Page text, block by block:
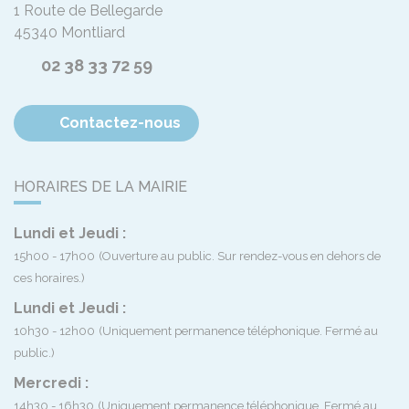
1 Route de Bellegarde
45340 Montliard
02 38 33 72 59
Contactez-nous
HORAIRES DE LA MAIRIE
Lundi et Jeudi :
15h00 - 17h00 (Ouverture au public. Sur rendez-vous en dehors de
ces horaires.)
Lundi et Jeudi :
10h30 - 12h00 (Uniquement permanence téléphonique. Fermé au
public.)
Mercredi :
14h30 - 16h30 (Uniquement permanence téléphonique. Fermé au